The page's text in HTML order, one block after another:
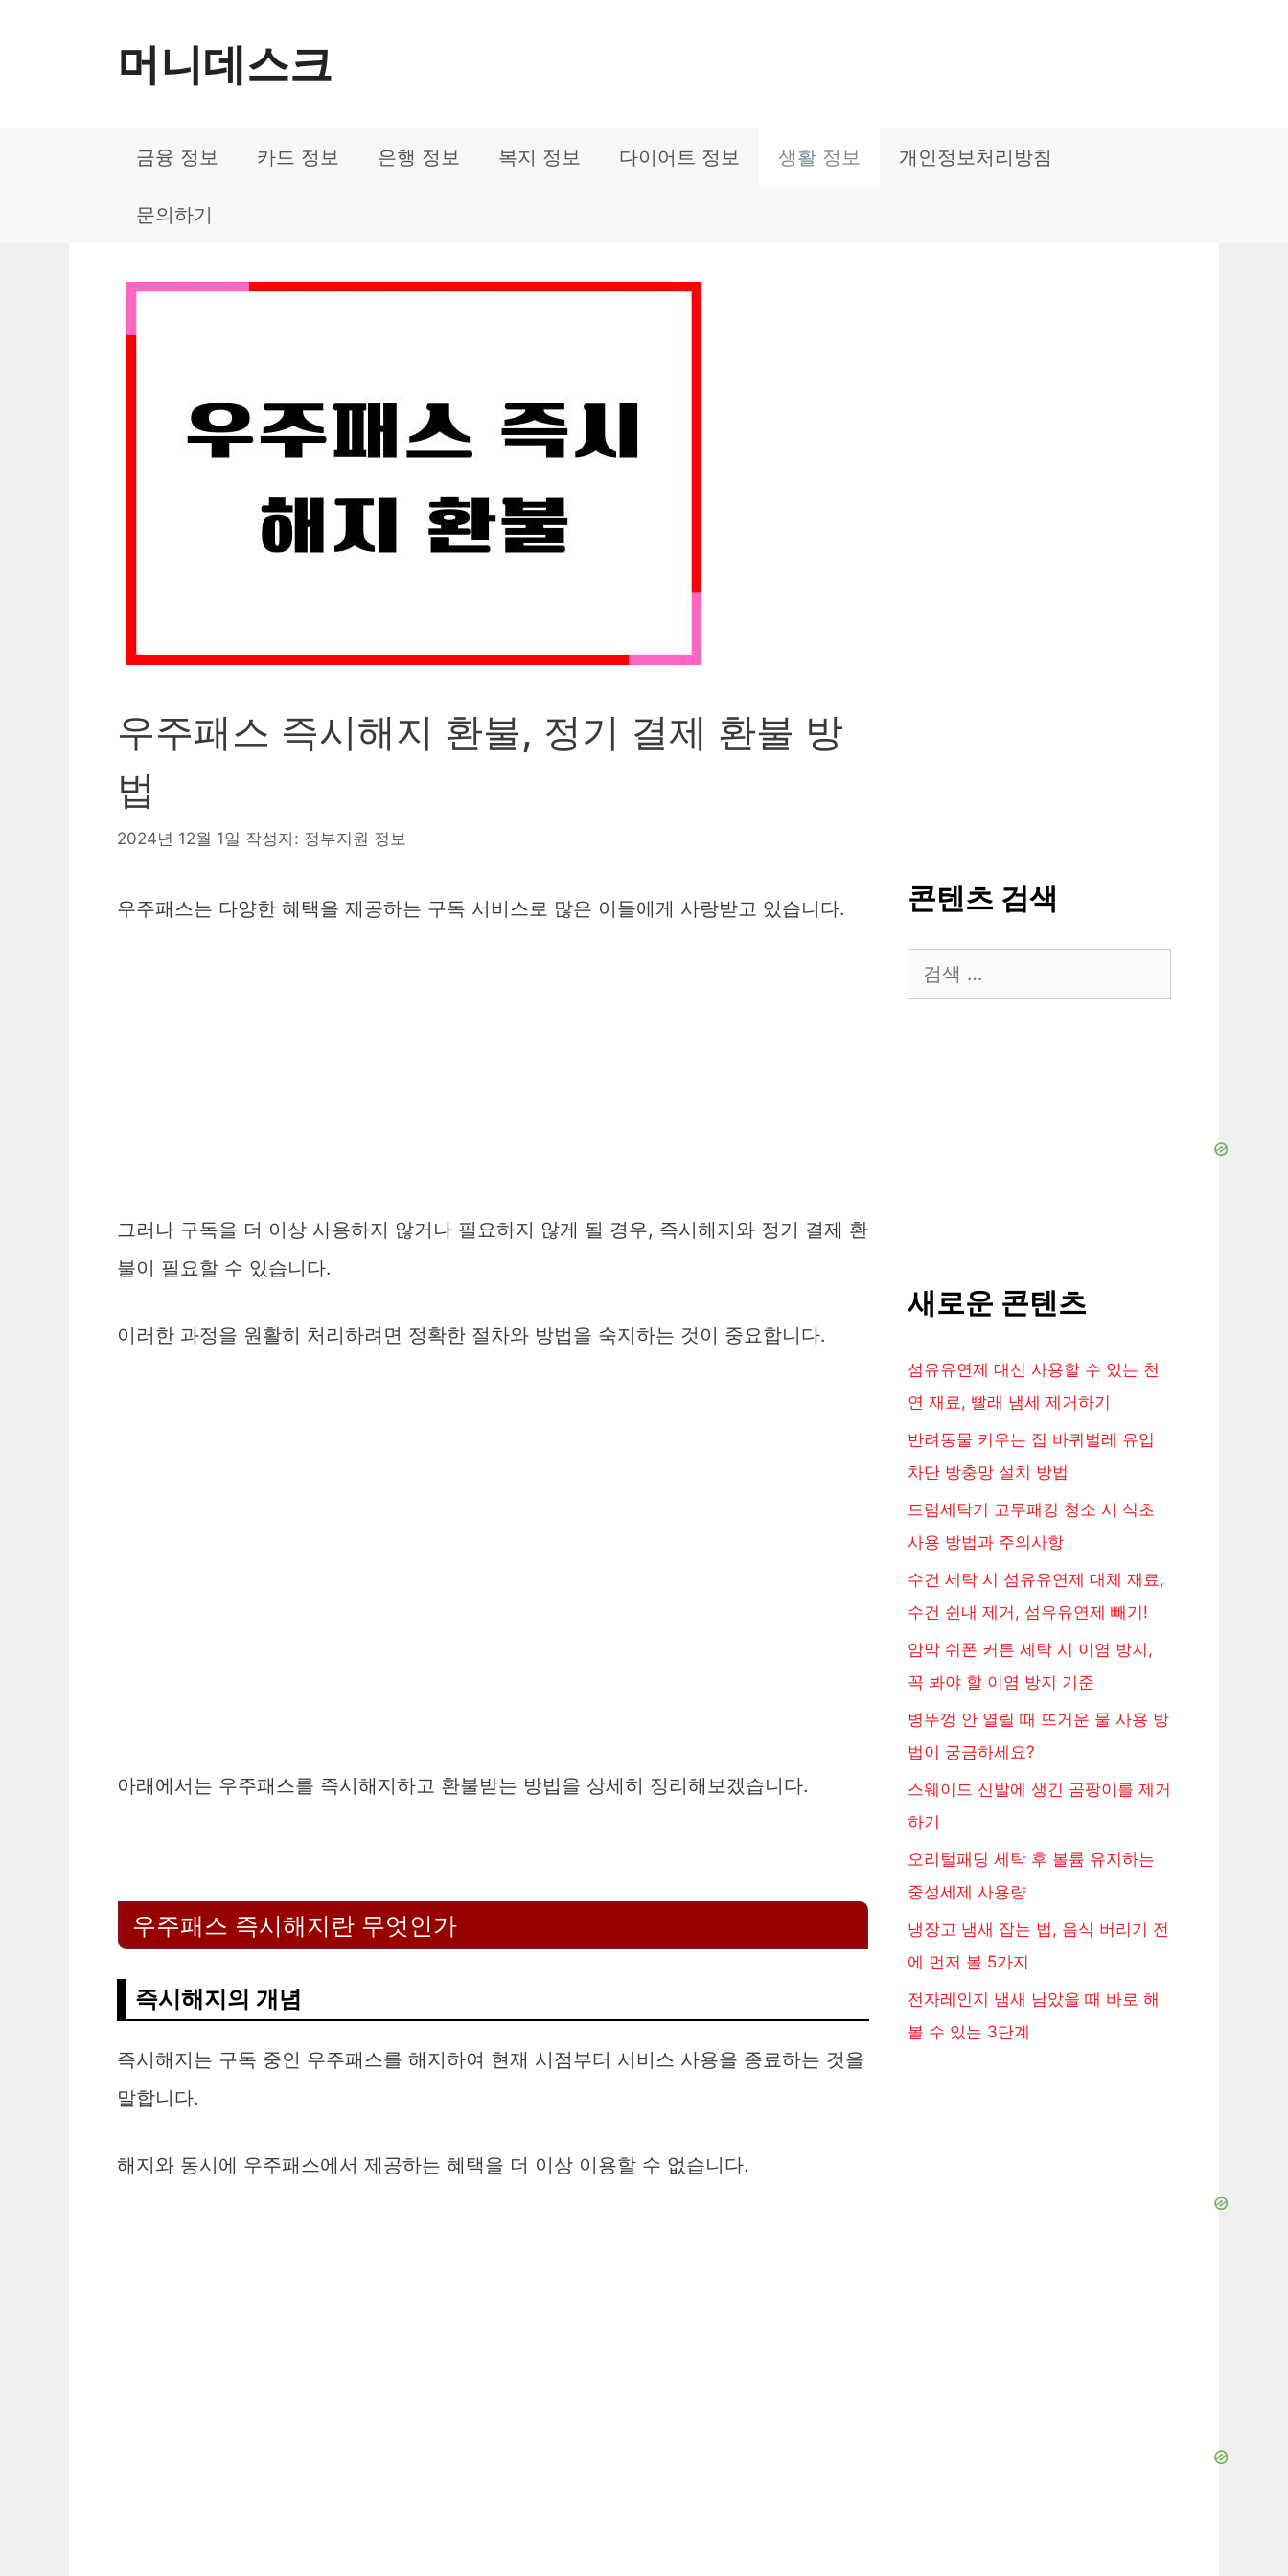
머니데스크
금융 정보 카드 정보 은행 정보 복지 정보 다이어트 정보 생활 정보 개인정보처리방침
문의하기
우주패스 즉시해지 환불, 정기 결제 환불 방
법
2024년 12월 1일 작성자: 정부지원 정보
우주패스는 다양한 혜택을 제공하는 구독 서비스로 많은 이들에게 사랑받고 있습니다.
그러나 구독을 더 이상 사용하지 않거나 필요하지 않게 될 경우, 즉시해지와 정기 결제 환
불이 필요할 수 있습니다.
이러한 과정을 원활히 처리하려면 정확한 절차와 방법을 숙지하는 것이 중요합니다.
아래에서는 우주패스를 즉시해지하고 환불받는 방법을 상세히 정리해보겠습니다.
우주패스 즉시해지란 무엇인가
즉시해지의 개념
즉시해지는 구독 중인 우주패스를 해지하여 현재 시점부터 서비스 사용을 종료하는 것을
말합니다.
해지와 동시에 우주패스에서 제공하는 혜택을 더 이상 이용할 수 없습니다.
콘텐츠 검색
색:
새로운 콘텐츠
섬유유연제 대신 사용할 수 있는 천
연 재료, 빨래 냄세 제거하기
반려동물 키우는 집 바퀴벌레 유입
차단 방충망 설치 방법
드럼세탁기 고무패킹 청소 시 식초
사용 방법과 주의사항
수건 세탁 시 섬유유연제 대체 재료,
수건 쉰내 제거, 섬유유연제 빼기!
암막 쉬폰 커튼 세탁 시 이염 방지,
꼭 봐야 할 이염 방지 기준
병뚜껑 안 열릴 때 뜨거운 물 사용 방
법이 궁금하세요?
스웨이드 신발에 생긴 곰팡이를 제거
하기
오리털패딩 세탁 후 볼륨 유지하는
중성세제 사용량
냉장고 냄새 잡는 법, 음식 버리기 전
에 먼저 볼 5가지
전자레인지 냄새 남았을 때 바로 해
볼 수 있는 3단계